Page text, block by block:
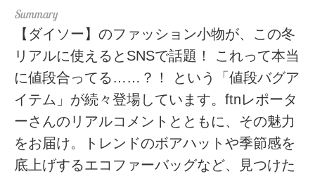
【ダイソー】のファッション小物が、この冬
リアルに使えるとSNSで話題！ これって本当
に値段合ってる……？！ という「値段バグア
イテム」が続々登場しています。ftnレポータ
ーさんのリアルコメントとともに、その魅力
をお届け。トレンドのボアハットや季節感を
底上げするエコファーバッグなど、見つけた